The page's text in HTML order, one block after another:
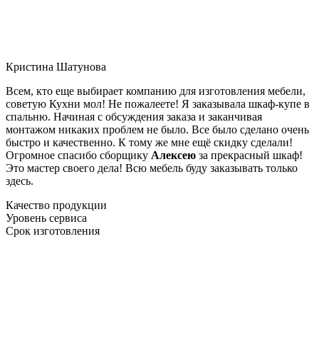
Кристина Шатунова
Всем, кто еще выбирает компанию для изготовления мебели,
советую Кухни мол! Не пожалеете! Я заказывала шкаф-купе в
спальню. Начиная с обсуждения заказа и заканчивая
монтажом никаких проблем не было. Все было сделано очень
быстро и качественно. К тому же мне ещё скидку сделали!
Огромное спасибо сборщику Алексею за прекрасный шкаф!
Это мастер своего дела! Всю мебель буду заказывать только
здесь.
Качество продукции
Уровень сервиса
Срок изготовления